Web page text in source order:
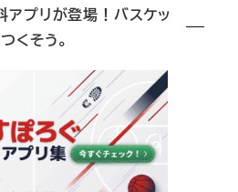
アプリが登場！バスケッ
くそう。